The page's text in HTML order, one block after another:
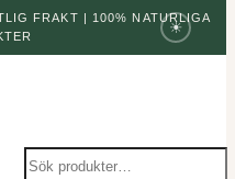
FRAKT | 100% NATURLIGA
☀
Sök